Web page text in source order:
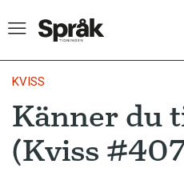
Hem
Artiklar
KVISS
Känner du
(Kviss